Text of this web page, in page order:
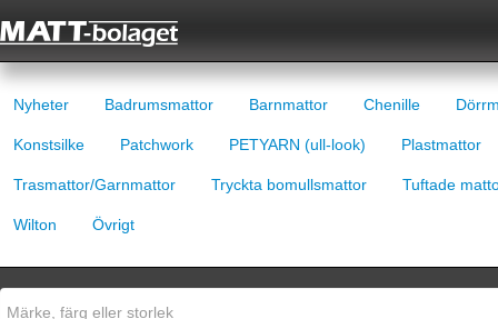
Nyheter Badrumsmattor Barnmattor Chenille
Konstsilke Patchwork PETYARN (ull-look) Plastmattor
Trasmattor/Garnmattor Tryckta bomullsmattor Tuftade
Wilton Övrigt